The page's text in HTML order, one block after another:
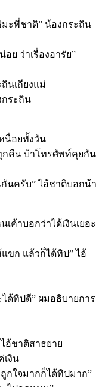
ะพี่ชาติ” น้องกระถิน
ย ว่าเรื่องอารัย”
นเถียงแม่
กระถิน
นื่อยทั้งวัน
คืน บ้าโทรศัพท์คุยกัน
นครับ” ไอ้ชาติบอกน้า
ค้าบอกว่าได้เงินเยอะ
แขก แล้วก็ได้ทิป” ไอ้
ด้ทิปดี” ผมอธิบายการ
อ้ชาติสาธยาย
เงิน
กใจมากก็ได้ทิปมาก”